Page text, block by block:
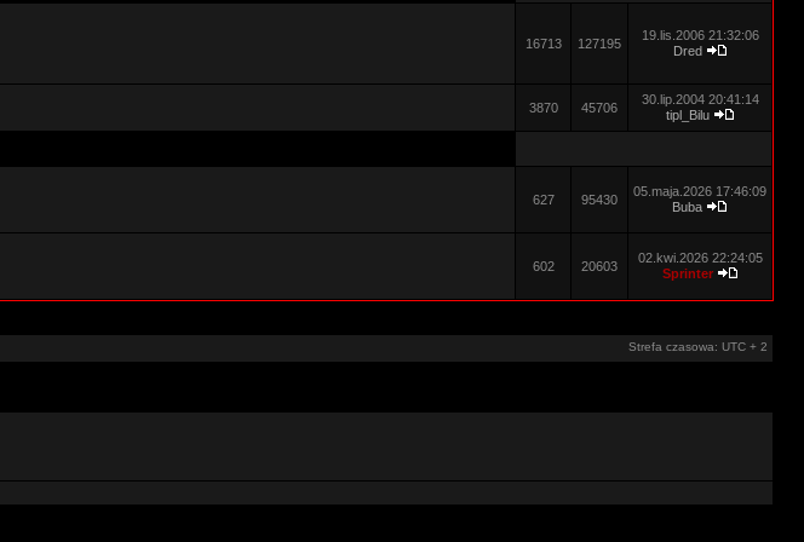
16713 127195
19.lis.2006 21:32:06
Dred
3870 45706
30.lip.2004 20:41:14
tipl_Bilu
627 95430
05.maja.2026 17:46:09
Buba
602 20603
02.kwi.2026 22:24:05
Sprinter
Strefa czasowa: UTC + 2